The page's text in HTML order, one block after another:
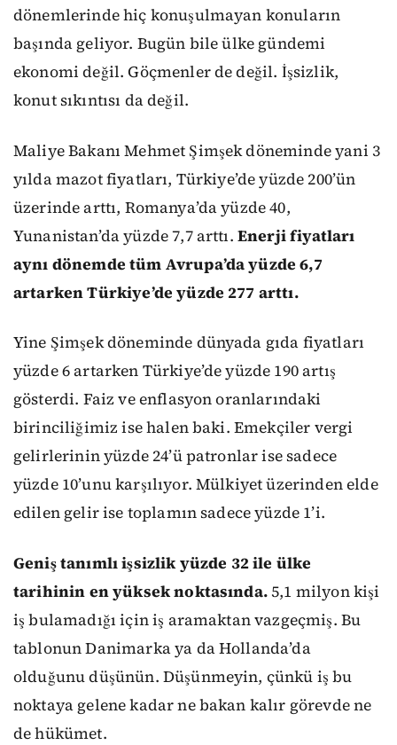
dönemlerinde hiç konuşulmayan konuların
başında geliyor. Bugün bile ülke gündemi
ekonomi değil. Göçmenler de değil. İşsizlik,
konut sıkıntısı da değil.
Maliye Bakanı Mehmet Şimşek döneminde yani 3
yılda mazot fiyatları, Türkiye’de yüzde 200’ün
üzerinde arttı, Romanya’da yüzde 40,
Yunanistan’da yüzde 7,7 arttı. Enerji fiyatları
aynı dönemde tüm Avrupa’da yüzde 6,7
artarken Türkiye’de yüzde 277 arttı.
Yine Şimşek döneminde dünyada gıda fiyatları
yüzde 6 artarken Türkiye’de yüzde 190 artış
gösterdi. Faiz ve enflasyon oranlarındaki
birinciliğimiz ise halen baki. Emekçiler vergi
gelirlerinin yüzde 24’ü patronlar ise sadece
yüzde 10’unu karşılıyor. Mülkiyet üzerinden elde
edilen gelir ise toplamın sadece yüzde 1’i.
Geniş tanımlı işsizlik yüzde 32 ile ülke
tarihinin en yüksek noktasında.5,1 milyon kişi
iş bulamadığı için iş aramaktan vazgeçmiş. Bu
tablonun Danimarka ya da Hollanda’da
olduğunu düşünün. Düşünmeyin, çünkü iş bu
noktaya gelene kadar ne bakan kalır görevde ne
de hükümet.